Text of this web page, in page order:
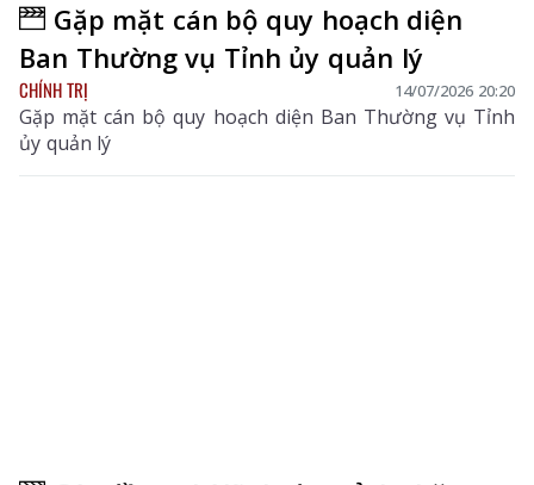
Gặp mặt cán bộ quy hoạch diện
Ban Thường vụ Tỉnh ủy quản lý
CHÍNH TRỊ 14/07/2026 20:20
Gặp mặt cán bộ quy hoạch diện Ban Thường vụ Tỉnh
ủy quản lý